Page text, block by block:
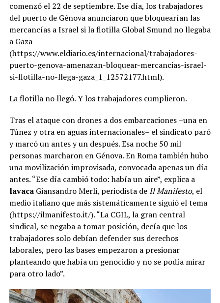
comenzó el 22 de septiembre. Ese día, los trabajadores
del puerto de Génova anunciaron que bloquearían las
mercancías a Israel si la flotilla Global Smund no llegaba
a Gaza
(https://www.eldiario.es/internacional/trabajadores-
puerto-genova-amenazan-bloquear-mercancias-israel-
si-flotilla-no-llega-gaza_1_12572177.html).
La flotilla no llegó. Y los trabajadores cumplieron.
Tras el ataque con drones a dos embarcaciones –una en
Túnez y otra en aguas internacionales– el sindicato paró
y marcó un antes y un después. Esa noche 50 mil
personas marcharon en Génova. En Roma también hubo
una movilización improvisada, convocada apenas un día
antes. “Ese día cambió todo: había un aire”, explica a
lavacaGiansandro Merli, periodista de Il Manifesto, el
medio italiano que más sistemáticamente siguió el tema
(https://ilmanifesto.it/). “La CGIL, la gran central
sindical, se negaba a tomar posición, decía que los
trabajadores solo debían defender sus derechos
laborales, pero las bases empezaron a presionar
planteando que había un genocidio y no se podía mirar
para otro lado”.